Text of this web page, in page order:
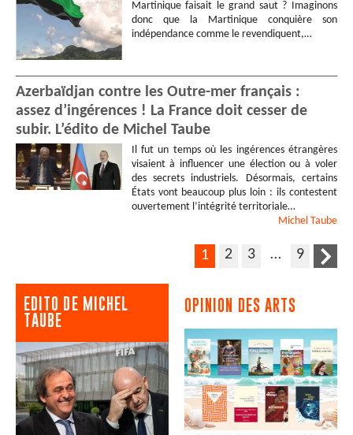
Martinique faisait le grand saut ? Imaginons
donc que la Martinique conquière son
indépendance comme le revendiquent,…
Azerbaïdjan contre les Outre-mer français :
assez d’ingérences ! La France doit cesser de
subir. L’édito de Michel Taube
Il fut un temps où les ingérences étrangères
visaient à influencer une élection ou à voler
des secrets industriels. Désormais, certains
États vont beaucoup plus loin : ils contestent
ouvertement l’intégrité territoriale…
Michel Taube
1 2 3 … 9
EDITO DE MICHEL
TAUBE
OPINION DES ARTS